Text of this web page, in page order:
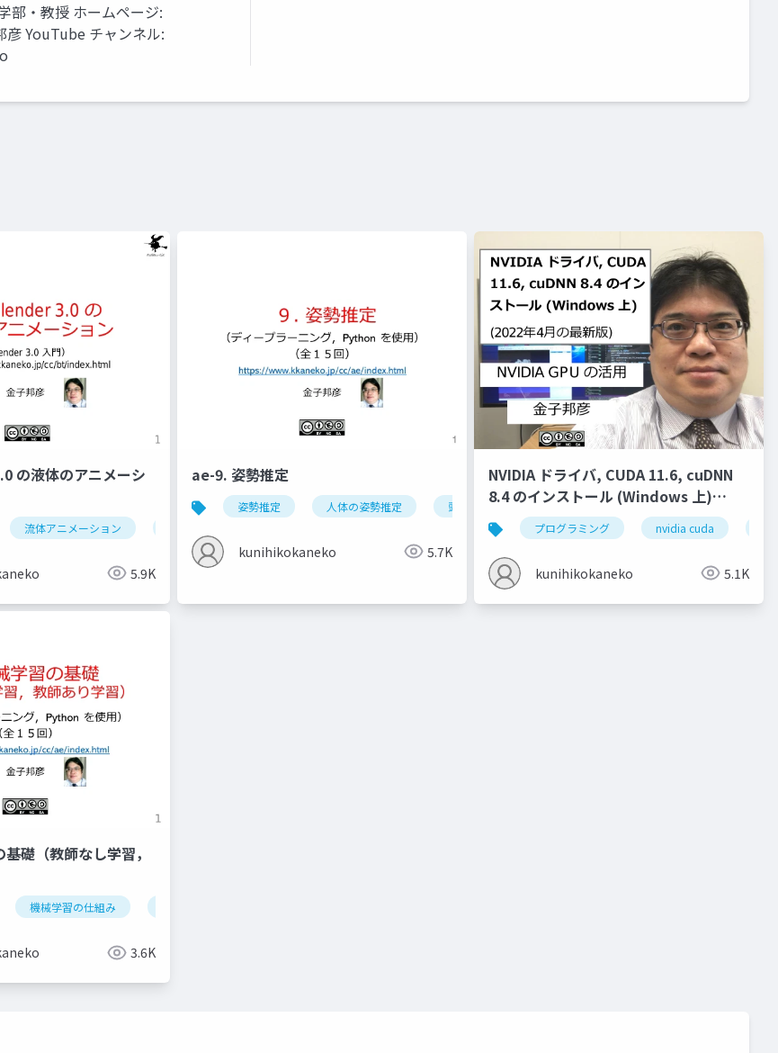
部・教授 ホームページ:
YouTube チャンネル:
の液体のアニメーシ
流体アニメーション ジオメトリ 流入口 ベイク
5.9K
ae-9. 姿勢推定
姿勢推定 人体の姿勢推定 頭部の姿勢推定 オブジェクトの姿勢推定
kunihikokaneko 5.7K
NVIDIA ドライバ, CUDA 11.6, cuDNN
8.4 のインストール (Windows 上)
(2022年4月の最新版)
プログラミング nvidia cuda
kunihikokaneko 5.1K
データの種類 オープンデータ
礎（教師なし学習，
機械学習の仕組み
3.6K